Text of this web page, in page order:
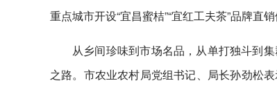
重点城市开设“宜昌蜜桔”“宜红工夫茶”品牌直
从乡间珍味到市场名品，从单打独斗到
之路。市农业农村局党组书记、局长孙劲松